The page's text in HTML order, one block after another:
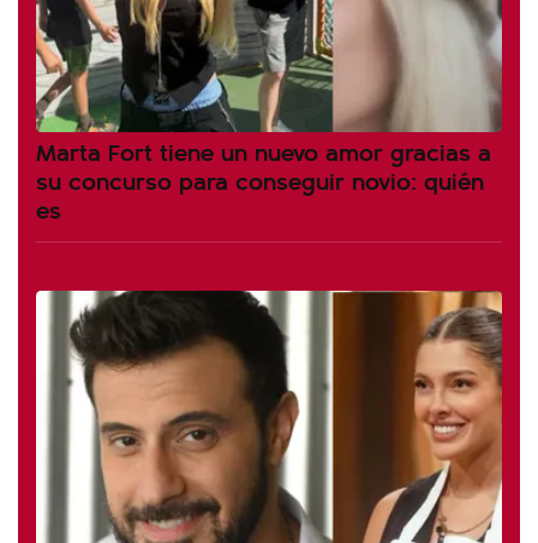
Marta Fort tiene un nuevo amor gracias a
su concurso para conseguir novio: quién
es